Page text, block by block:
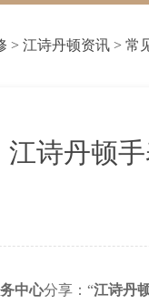
长安街1号东方广场
> 江诗丹顿资讯 > 常
江诗丹顿
中心分享：“江诗丹